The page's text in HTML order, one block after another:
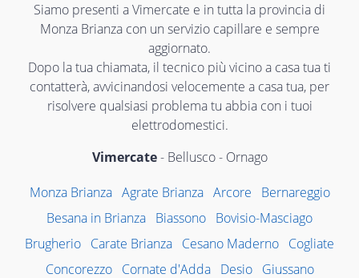
Siamo presenti a Vimercate e in tutta la provincia di
Monza Brianza con un servizio capillare e sempre
aggiornato.
Dopo la tua chiamata, il tecnico più vicino a casa tua ti
contatterà, avvicinandosi velocemente a casa tua, per
risolvere qualsiasi problema tu abbia con i tuoi
elettrodomestici.
Vimercate- Bellusco - Ornago
Monza Brianza Agrate Brianza Arcore
Bernareggio
Besana in Brianza Biassono Bovisio-Masciago
Brugherio Carate Brianza Cesano Maderno Cogliate
Concorezzo
Cornate d'Adda Desio Giussano